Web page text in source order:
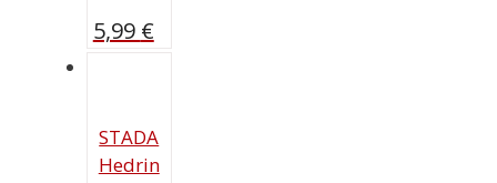
5,99 €
STADA
Hedrin